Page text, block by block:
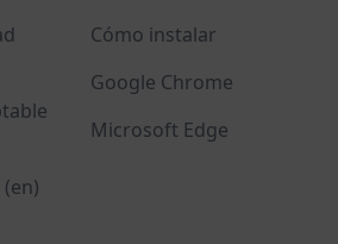
Cómo instalar
Google Chrome
Microsoft Edge